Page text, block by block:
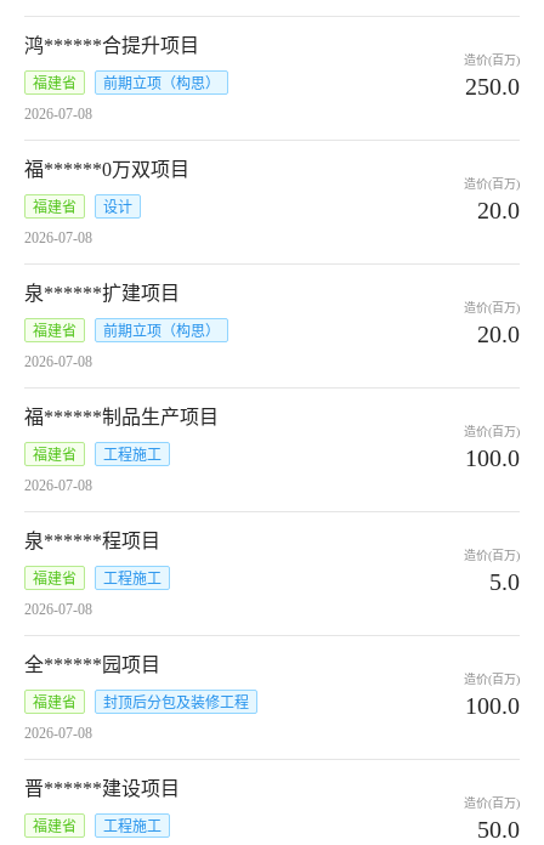
鸿******合提升项目
福建省
前期立项（构思）
2026-07-08
造价(百万)
250.0
福******0万双项目
福建省
设计
2026-07-08
造价(百万)
20.0
泉******扩建项目
福建省
前期立项（构思）
2026-07-08
造价(百万)
20.0
福******制品生产项目
福建省
工程施工
2026-07-08
造价(百万)
100.0
泉******程项目
福建省
工程施工
2026-07-08
造价(百万)
5.0
全******园项目
福建省
封顶后分包及装修工程
2026-07-08
造价(百万)
100.0
晋******建设项目
福建省
工程施工
造价(百万)
50.0